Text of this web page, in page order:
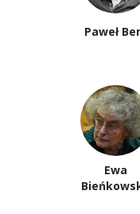
Paweł
Ewa